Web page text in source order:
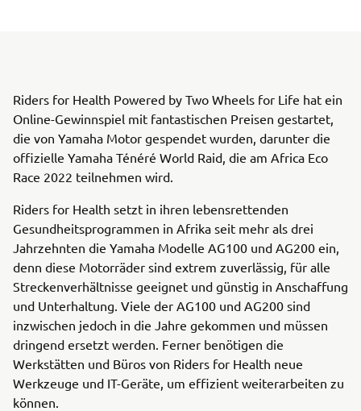
Riders for Health Powered by Two Wheels for Life hat ein
Online-Gewinnspiel mit fantastischen Preisen gestartet,
die von Yamaha Motor gespendet wurden, darunter die
offizielle Yamaha Ténéré World Raid, die am Africa Eco
Race 2022 teilnehmen wird.
Riders for Health setzt in ihren lebensrettenden
Gesundheitsprogrammen in Afrika seit mehr als drei
Jahrzehnten die Yamaha Modelle AG100 und AG200 ein,
denn diese Motorräder sind extrem zuverlässig, für alle
Streckenverhältnisse geeignet und günstig in Anschaffung
und Unterhaltung. Viele der AG100 und AG200 sind
inzwischen jedoch in die Jahre gekommen und müssen
dringend ersetzt werden. Ferner benötigen die
Werkstätten und Büros von Riders for Health neue
Werkzeuge und IT-Geräte, um effizient weiterarbeiten zu
können.